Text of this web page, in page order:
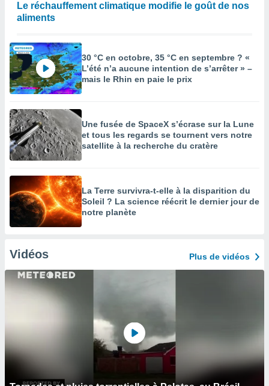
Le réchauffement climatique modifie le goût de nos
aliments
30 °C en octobre, 35 °C en septembre ? «
L’été n’a aucune intention de s’arrêter » –
mais le Rhin en paie le prix
Une fusée de SpaceX s’écrase sur la Lune
et tous les regards se tournent vers notre
satellite à la recherche du cratère
La Terre survivra-t-elle à la disparition du
Soleil ? La science réécrit le dernier jour de
notre planète
Vidéos Plus de vidéos